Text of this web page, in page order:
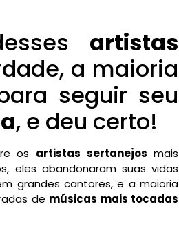
artistas
a maioria
seguir seu
, e deu certo!
os artistas sertanejos mais
eles abandonaram suas vidas
grandes cantores, e a maioria
de músicas mais tocadas